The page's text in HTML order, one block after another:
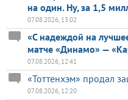
на один. Ну, за 1,5
07.08.2026, 13:02
«С надеждой на
матче «Динамо» —
07.08.2026, 12:41
«Тоттенхэм» продал
07.08.2026, 12:20